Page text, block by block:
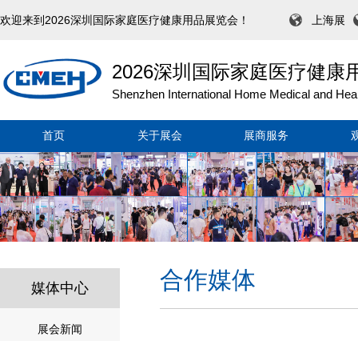
欢迎来到2026深圳国际家庭医疗健康用品展览会！ 上海展
2026深圳国际家庭医疗健康
Shenzhen International Home Medical and
首页 关于展会 展商服务
媒体中心
展会新闻
合作媒体